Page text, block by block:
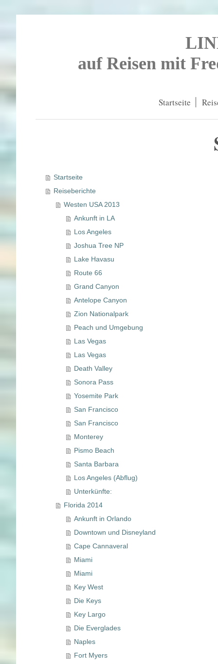
auf Reisen mit
Startseite
Startseite
Reiseberichte
Westen USA 2013
Ankunft in LA
Los Angeles
Joshua Tree NP
Lake Havasu
Route 66
Grand Canyon
Antelope Canyon
Zion Nationalpark
Peach und Umgebung
Las Vegas
Las Vegas
Death Valley
Sonora Pass
Yosemite Park
San Francisco
San Francisco
Monterey
Pismo Beach
Santa Barbara
Los Angeles (Abflug)
Unterkünfte:
Florida 2014
Ankunft in Orlando
Downtown und Disneyland
Cape Cannaveral
Miami
Miami
Key West
Die Keys
Key Largo
Die Everglades
Naples
Fort Myers